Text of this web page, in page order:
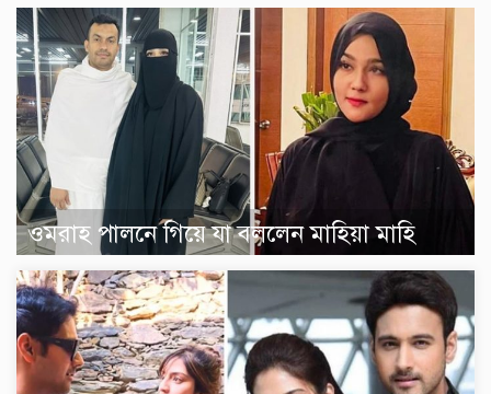
ওমরাহ পালনে গিয়ে যা বললেন মাহিয়া মাহি